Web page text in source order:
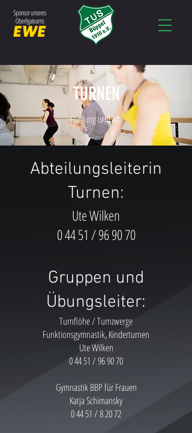
TURNEN
Für Jung und Alt.
Abteilungsleiterin
Turnen:
Ute Wilken
0 44 51 / 96 90 70
Gruppen und
Übungsleiter:
Turnflöhe / Turnzwerge
Funktionsgymnastik, Kinderturnen
Ute Wilken
0 44 51 / 96 90 70
Gymnastik BBP für Frauen
Katja Schimansky
0 44 51 / 8 20 72